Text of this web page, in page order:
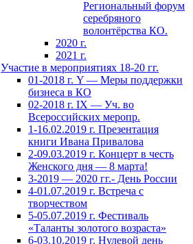
Региональный форум
серебряного
волонтёрства КО.
2020 г.
2021 г.
Участие в мероприятиях 18-20 гг.
01-2018 г. Y — Меры поддержки
бизнеса в КО
02-2018 г. IX — Уч. во
Всероссийских меропр.
1-16.02.2019 г. Презентация
книги Ивана Привалова
2-09.03.2019 г. Концерт в честь
Женского дня — 8 марта!
3-2019 — 2020 гг.- День России
4-01.07.2019 г. Встреча с
творчеством
5-05.07.2019 г. Фестиваль
«Таланты золотого возраста»
6-03.10.2019 г. Нулевой день